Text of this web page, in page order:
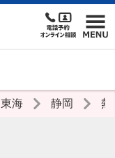
東海 静岡